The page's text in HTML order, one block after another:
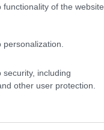
of the website
including
other user protection.